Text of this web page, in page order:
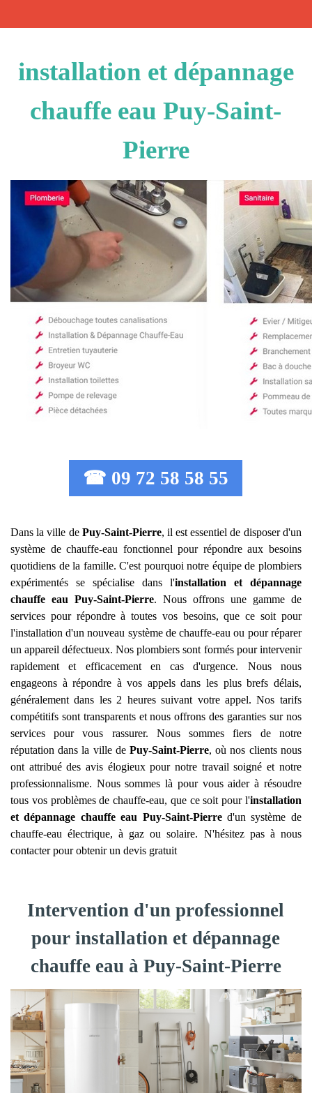
installation et dépannage
chauffe eau Puy-Saint-
Pierre
☎ 09 72 58 58 55
Dans la ville de Puy-Saint-Pierre, il est essentiel de disposer d'un
système de chauffe-eau fonctionnel pour répondre aux besoins
quotidiens de la famille. C'est pourquoi notre équipe de plombiers
expérimentés se spécialise dans l'installation et dépannage
chauffe eau Puy-Saint-Pierre. Nous offrons une gamme de
services pour répondre à toutes vos besoins, que ce soit pour
l'installation d'un nouveau système de chauffe-eau ou pour réparer
un appareil défectueux. Nos plombiers sont formés pour intervenir
rapidement et efficacement en cas d'urgence. Nous nous
engageons à répondre à vos appels dans les plus brefs délais,
généralement dans les 2 heures suivant votre appel. Nos tarifs
compétitifs sont transparents et nous offrons des garanties sur nos
services pour vous rassurer. Nous sommes fiers de notre
réputation dans la ville de Puy-Saint-Pierre, où nos clients nous
ont attribué des avis élogieux pour notre travail soigné et notre
professionnalisme. Nous sommes là pour vous aider à résoudre
tous vos problèmes de chauffe-eau, que ce soit pour l'installation
et dépannage chauffe eau Puy-Saint-Pierred'un système de
chauffe-eau électrique, à gaz ou solaire. N'hésitez pas à nous
contacter pour obtenir un devis gratuit
Intervention d'un professionnel
pour installation et dépannage
chauffe eau à Puy-Saint-Pierre